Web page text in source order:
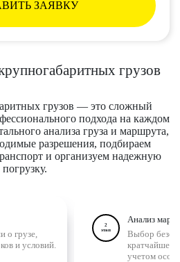
ЗАЯВКУ
грузов
грузов — это сложный
подхода на каждом
анализа груза и маршрута,
разрешения, подбираем
и организуем надежную
погрузку.
о грузе,
и условий.
2
этап
Анализ
Выбор
учетом